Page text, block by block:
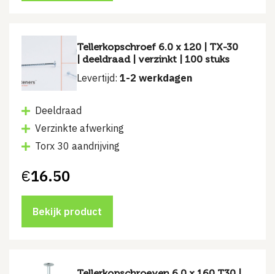
Tellerkopschroef 6.0 x 120 | TX-30
| deeldraad | verzinkt | 100 stuks
Levertijd: 1-2 werkdagen
Deeldraad
Verzinkte afwerking
Torx 30 aandrijving
€16.50
Bekijk product